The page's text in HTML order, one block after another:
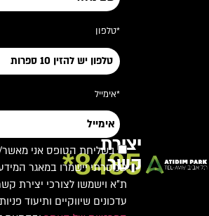
8485*
יצירת
קשר
*טלפון
*אימייל
בשליחת הטופס אני
שמסרתי יישמרו במאגר
ת"א וישמשו לצורכי יצירת
עדכונים שיווקיים ותיעוד